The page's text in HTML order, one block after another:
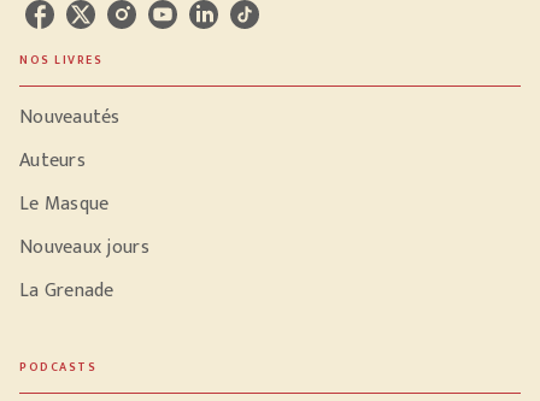
NOS LIVRES
Nouveautés
Auteurs
Le Masque
Nouveaux jours
La Grenade
PODCASTS